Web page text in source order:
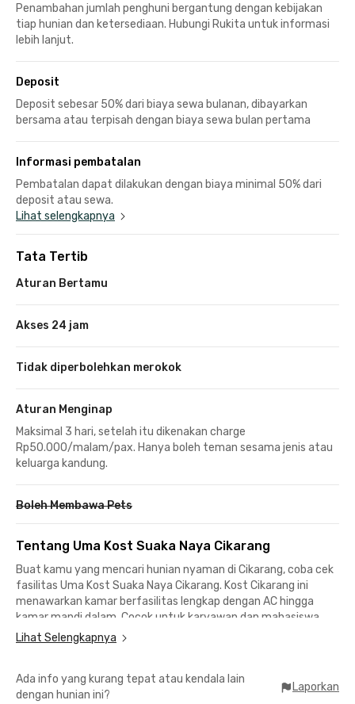
Penambahan jumlah penghuni bergantung dengan kebijakan
tiap hunian dan ketersediaan. Hubungi Rukita untuk informasi
lebih lanjut.
Deposit
Deposit sebesar 50% dari biaya sewa bulanan, dibayarkan
bersama atau terpisah dengan biaya sewa bulan pertama
Informasi pembatalan
Pembatalan dapat dilakukan dengan biaya minimal 50% dari
deposit atau sewa.
Lihat selengkapnya
Tata Tertib
Aturan Bertamu
Akses 24 jam
Tidak diperbolehkan merokok
Aturan Menginap
Maksimal 3 hari, setelah itu dikenakan charge
Rp50.000/malam/pax. Hanya boleh teman sesama jenis atau
keluarga kandung.
Boleh Membawa Pets
Tentang Uma Kost Suaka Naya Cikarang
Buat kamu yang mencari hunian nyaman di Cikarang, coba cek
fasilitas Uma Kost Suaka Naya Cikarang. Kost Cikarang ini
menawarkan kamar berfasilitas lengkap dengan AC hingga
kamar mandi dalam. Cocok untuk karyawan dan mahasiswa
yang mencari hunian praktis dengan Harga affordable.Lokasi
kost Cikarang ini strategis ke area perkantoran seperti
Kawasan Hyundai (13 menit), hingga area PT Jababeka, Tbk.
(22 menit). Kost di Cikarang ini juga punya akses mudah ke
Lihat Selengkapnya
Ada info yang kurang tepat atau kendala lain
dengan hunian ini?
Laporkan